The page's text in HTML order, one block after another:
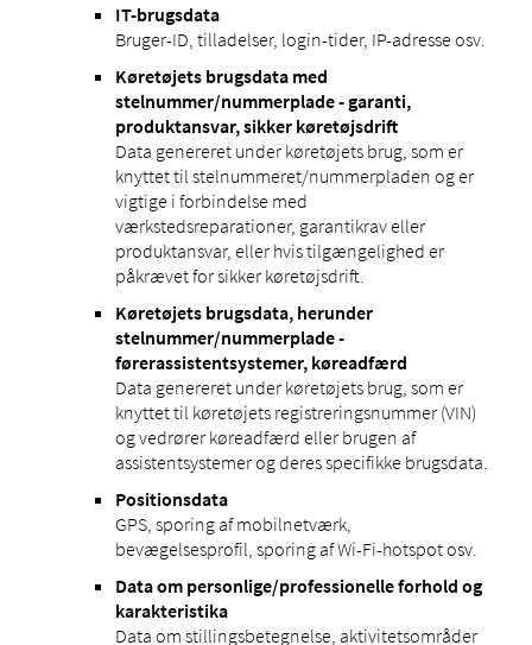
IT-brugsdata
Bruger-ID, tilladelser, login-tider, IP-adresse osv.
Køretøjets brugsdata med
stelnummer/nummerplade - garanti,
produktansvar, sikker køretøjsdrift
Data genereret under køretøjets brug, som er
knyttet til stelnummeret/nummerpladen og er
vigtige i forbindelse med
værkstedsreparationer, garantikrav eller
produktansvar, eller hvis tilgængelighed er
påkrævet for sikker køretøjsdrift.
Køretøjets brugsdata, herunder
stelnummer/nummerplade -
førerassistentsystemer, køreadfærd
Data genereret under køretøjets brug, som er
knyttet til køretøjets registreringsnummer (VIN)
og vedrører køreadfærd eller brugen af ​​​​
assistentsystemer og deres specifikke brugsdata.
Positionsdata
GPS, sporing af mobilnetværk,
bevægelsesprofil, sporing af Wi-Fi-hotspot osv.
Data om personlige/professionelle forhold og
karakteristika
Data om stillingsbetegnelse, aktivitetsområder